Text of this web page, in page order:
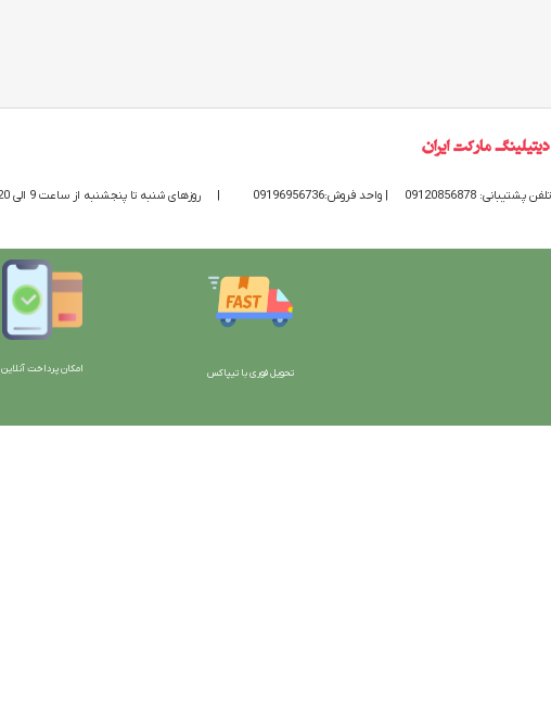
تلفن پشتیبانی: 09120856878 | واحد فروش:09196956736 | روزهای شنبه تا پنجشنبه از ساعت 9 الی 20 پاسخگوی شما هستیم
تحویل فوری با تیپاکس امکان پرداخت آنلاین